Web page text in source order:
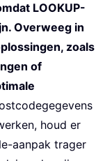
LOOKUP-
Overweeg in
zoals
of
houd er
aanpak trager